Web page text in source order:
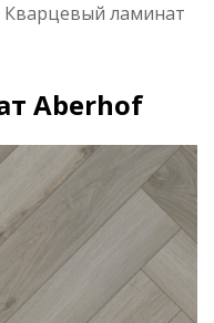
Кварцевый ламинат
Aberhof